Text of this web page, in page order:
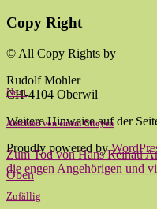
Copy Right
© All Copy Rights by
Rudolf Mohler
CH-4104 Oberwil
Weitere Hinweise auf der
Proudly powered by
Oben
Next
Abschied von einem Citoyen
Zum Tod von Hans Reinau
die engen Angehörigen und
Zufällig